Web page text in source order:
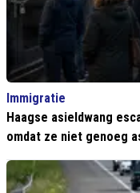
Immigratie
Haagse asieldwang
omdat ze niet genoeg